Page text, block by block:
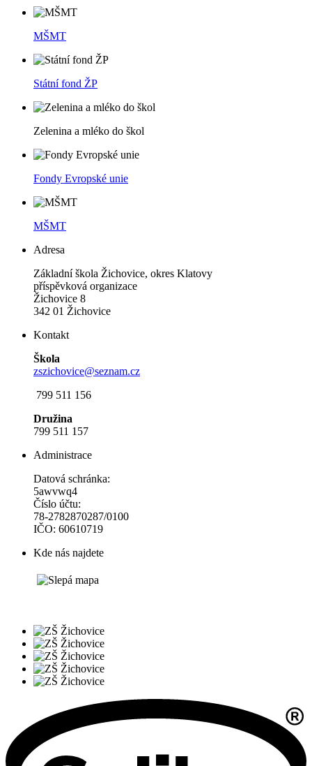
MŠMT
Státní fond ŽP
Zelenina a mléko do škol
Fondy Evropské unie
MŠMT
Adresa
Základní škola Žichovice, okres Klatovy
příspěvková organizace
Žichovice 8
342 01 Žichovice
Kontakt
Škola
zszichovice@seznam.cz
799 511 156
Družina
799 511 157
Administrace
Datová schránka:
5awvwq4
Číslo účtu:
78-2782870287/0100
IČO: 60610719
Kde nás najdete